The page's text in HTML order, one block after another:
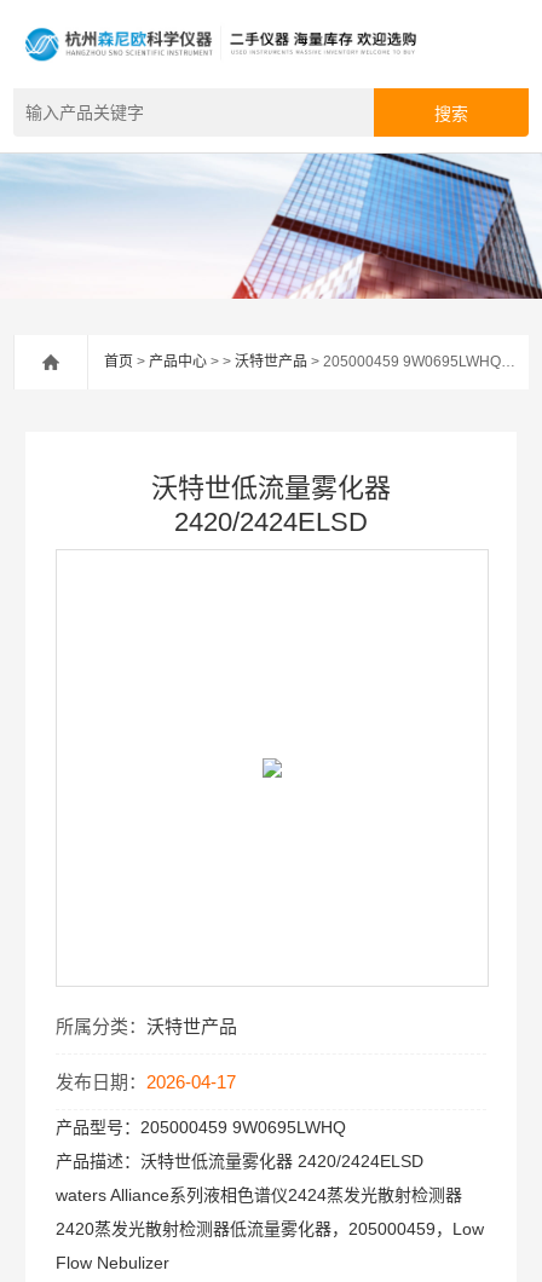
首页 >产品中心 > >沃特世产品 > 205000459 9W0695LWHQ沃特世低流量雾化器 2420/2424ELSD
沃特世低流量雾化器
2420/2424ELSD
所属分类：沃特世产品
发布日期： 2026-04-17
产品型号： 205000459 9W0695LWHQ
产品描述：沃特世低流量雾化器 2420/2424ELSD
waters Alliance系列液相色谱仪2424蒸发光散射检测器
2420蒸发光散射检测器低流量雾化器，205000459，Low
Flow Nebulizer